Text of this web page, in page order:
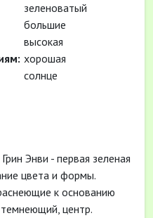
зеленоватый
большие
высокая
хорошая
солнце
Энви - первая зеленая
цвета и формы.
к основанию
центр.